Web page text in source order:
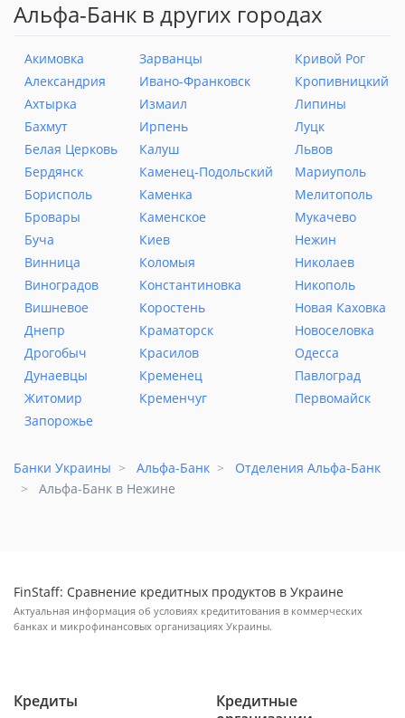
Альфа-Банк в других городах
Акимовка
Александрия
Ахтырка
Бахмут
Белая Церковь
Бердянск
Борисполь
Бровары
Буча
Винница
Виноградов
Вишневое
Днепр
Дрогобыч
Дунаевцы
Житомир
Запорожье
Зарванцы
Ивано-Франковск
Измаил
Ирпень
Калуш
Каменец-Подольский
Каменка
Каменское
Киев
Коломыя
Константиновка
Коростень
Краматорск
Красилов
Кременец
Кременчуг
Кривой Рог
Кропивницкий
Липины
Луцк
Львов
Мариуполь
Мелитополь
Мукачево
Нежин
Николаев
Никополь
Новая Каховка
Новоселовка
Одесса
Павлоград
Первомайск
Банки Украины Альфа-Банк
Отделения Альфа-Банк
Альфа-Банк в Нежине
FinStaff: Сравнение кредитных продуктов в Украине
Актуальная информация об условиях кредититования в коммерческих
банках и микрофинансовых организациях Украины.
Кредиты
Кредитные